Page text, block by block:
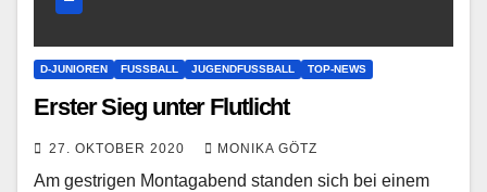
D-JUNIOREN FUSSBALL JUGENDFUSSBALL TOP-NEWS
Erster Sieg unter Flutlicht
27. OKTOBER 2020 MONIKA GÖTZ
Am gestrigen Montagabend standen sich bei einem